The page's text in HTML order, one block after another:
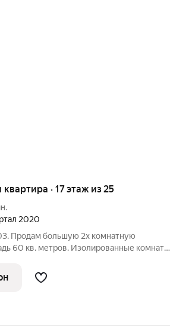
квартира · 17 этаж из 25
2020
Продам большую 2х комнатную
60 кв. метров. Изолированные комнаты,
3-х комнатную квартиру! Отличная